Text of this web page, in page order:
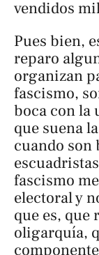
vendidos
Pues bien,
reparo
organizan
fascismo,
boca con la
que suena
cuando son
fascismo
electoral y
que es, que
oligarquía,